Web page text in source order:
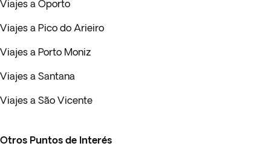
Viajes a Oporto
Viajes a Pico do Arieiro
Viajes a Porto Moniz
Viajes a Santana
Viajes a São Vicente
Otros Puntos de Interés